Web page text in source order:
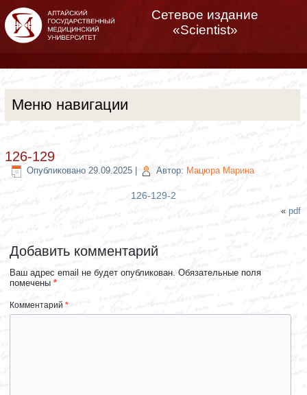
Сетевое издание
«Scientist»
Меню навигации
126-129
Опубликовано 29.09.2025 Автор: Мацюра Марина
126-129-2
«pdf
Добавить комментарий
Ваш адрес email не будет опубликован. Обязательные поля
помечены*
Комментарий*